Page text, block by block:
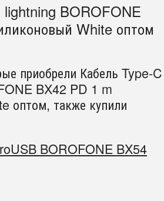
lightning BOROFONE
White оптом
приобрели Кабель Type-C
BX42 PD 1 m
оптом, также купили
BOROFONE BX54